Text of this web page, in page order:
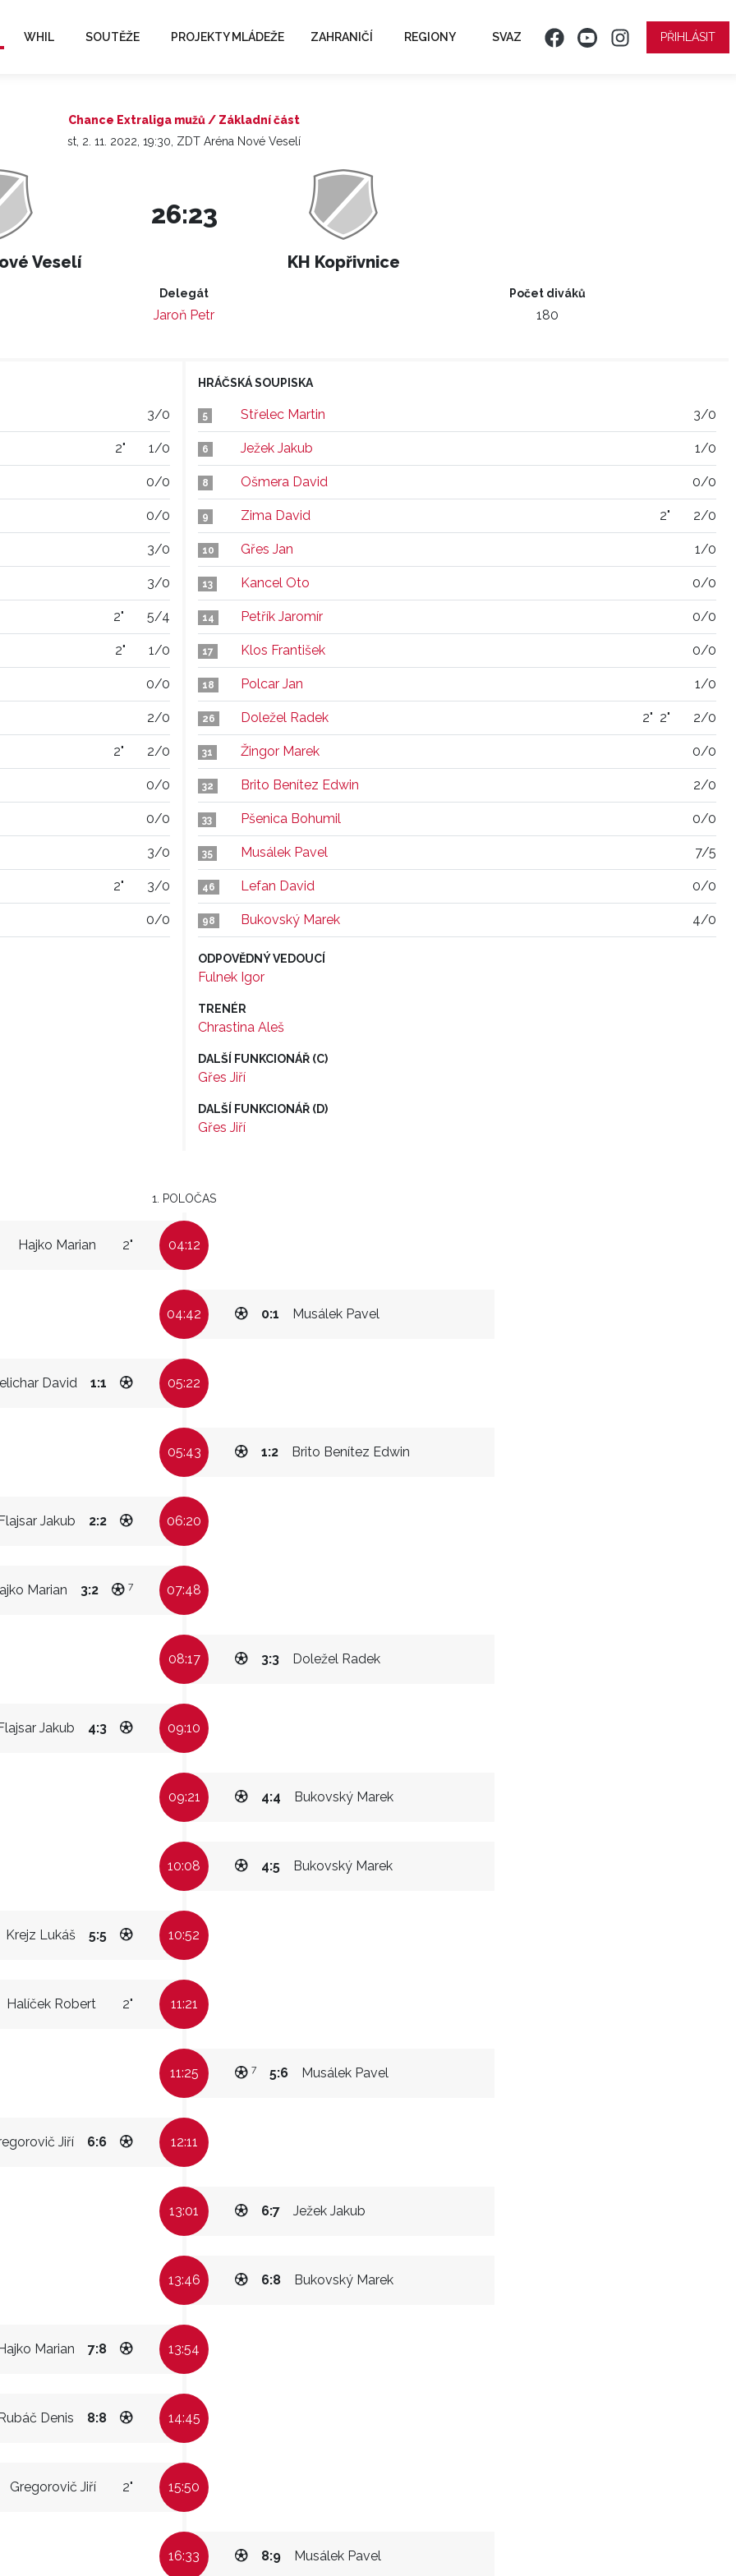
WHIL SOUTĚŽE PROJEKTY MLÁDEŽE ZAHRANIČÍ REGIONY SVAZ PŘIHLÁSIT
Chance Extraliga mužů / Základní část
st, 2. 11. 2022, 19:30, ZDT Aréna Nové Veselí
Veselí
26:23
KH Kopřivnice
Delegát
Jaroň Petr
Počet diváků
180
3/0
2" 1/0
0/0
0/0
3/0
3/0
2" 5/4
2" 1/0
0/0
2/0
2" 2/0
0/0
0/0
3/0
2" 3/0
0/0
HRÁČSKÁ SOUPISKA
5 Střelec Martin 3/0
6 Ježek Jakub 1/0
8 Ošmera David 0/0
9 Zima David 2" 2/0
10 Gřes Jan 1/0
13 Kancel Oto 0/0
14 Petřík Jaromír 0/0
17 Klos František 0/0
18 Polcar Jan 1/0
26 Doležel Radek 2" 2" 2/0
31 Žingor Marek 0/0
32 Brito Benítez Edwin 2/0
33 Pšenica Bohumil 0/0
35 Musálek Pavel 7/5
46 Lefan David 0/0
98 Bukovský Marek 4/0
ODPOVĚDNÝ VEDOUCÍ
Fulnek Igor
TRENÉR
Chrastina Aleš
DALŠÍ FUNKCIONÁŘ (C)
Gřes Jiří
DALŠÍ FUNKCIONÁŘ (D)
Gřes Jiří
1. POLOČAS
Hajko Marian 2" 04:12
04:42 Musálek Pavel
0:1
David 1:1 05:22
05:43 Brito Benítez Edwin
1:2
Jakub 2:2 06:20
Marian 3:2 7 07:48
08:17 Doležel Radek
3:3
Jakub 4:3 09:10
09:21 Bukovský Marek
4:4
10:08 Bukovský Marek
4:5
Krejz Lukáš 5:5 10:52
Halíček Robert 2" 11:21
11:25 Musálek Pavel
5:6
7
Jiří 6:6 12:11
13:01 Ježek Jakub
6:7
13:46 Bukovský Marek
6:8
Marian 7:8 13:54
Denis 8:8 14:45
Gregorovič Jiří 2" 15:50
16:33 Musálek Pavel
8:9